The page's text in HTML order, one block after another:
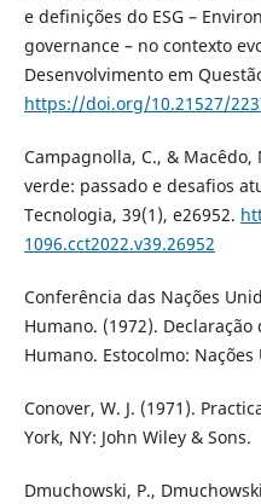
e definições do ESG –
governance – no contexto
Desenvolvimento em
https://doi.org/10.21527/
Campagnolla, C., & Macêdo,
verde: passado e desafios
Tecnologia, 39(1), e26952.
1096.cct2022.v39.26952
Conferência das Nações
Humano. (1972).
Humano. Estocolmo: Nações
Conover, W. J. (1971).
York, NY: John Wiley & Sons.
Dmuchowski, P.,